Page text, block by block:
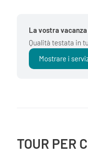
La vostra
Qualità testata in
Mostrare i
TOUR PER